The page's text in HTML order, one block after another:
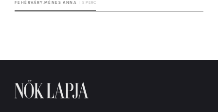
FEHÉRVÁRY-MÉNES ANNA 8 PERC